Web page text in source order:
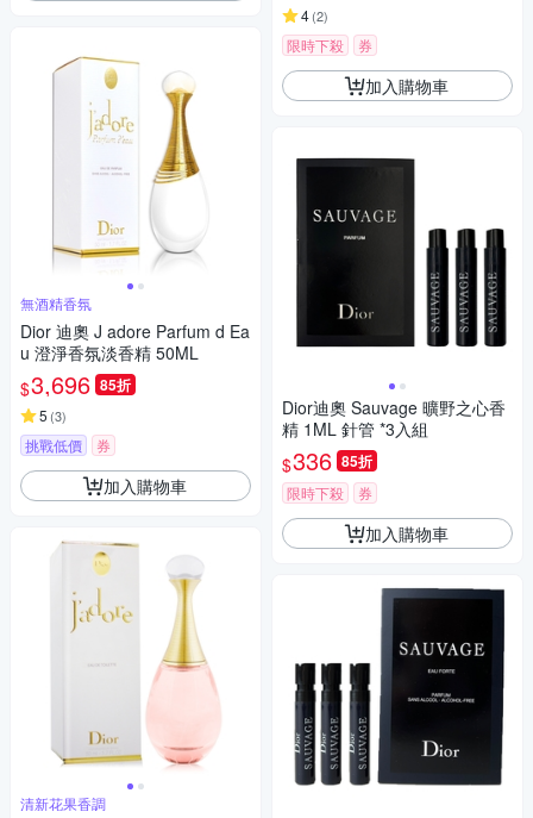
無酒精香氛
Dior 迪奧 J adore Parfum d Ea
u 澄淨香氛淡香精 50ML
$3,696 85折
5 (3)
挑戰低價 券
加入購物車
清新花果香調
4(2)
限時下殺 券
加入購物車
Dior迪奧 Sauvage 曠野之心香
精 1ML 針管 *3入組
$336 85折
限時下殺 券
加入購物車